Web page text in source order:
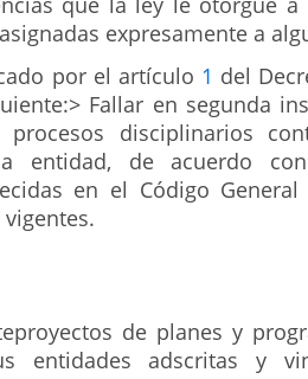
expresamente a
por el artículo 1 del
Fallar en segunda
disciplinarios
entidad, de acuerdo
en el Código
de planes y
entidades adscritas y